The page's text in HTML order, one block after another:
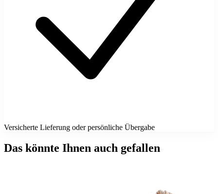
Versicherte Lieferung oder persönliche Übergabe
Das könnte Ihnen auch gefallen